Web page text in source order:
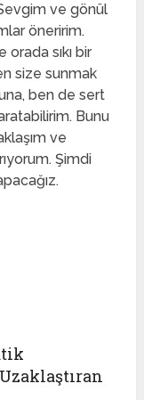
ve gönül
öneririm.
sıkı bir
size sunmak
ben de sert
Bunu
ve
Şimdi